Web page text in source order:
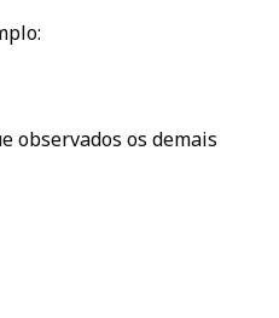
observados os demais